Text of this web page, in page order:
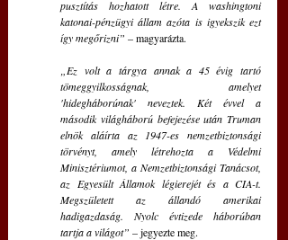
pusztítás hozhatott létre. A washingtoni
katonai-pénzügyi állam azóta is igyekszik ezt
így megőrizni” – magyarázta.
„Ez volt a tárgya annak a 45 évig tartó
tömeggyilkosságnak, amelyet
'hidegháborúnak' neveztek. Két évvel a
második világháború befejezése után Truman
elnök aláírta az 1947-es nemzetbiztonsági
törvényt, amely létrehozta a Védelmi
Minisztériumot, a Nemzetbiztonsági Tanácsot,
az Egyesült Államok légierejét és a CIA-t.
Megszületett az állandó amerikai
hadigazdaság. Nyolc évtizede háborúban
tartja a világot” – jegyezte meg.